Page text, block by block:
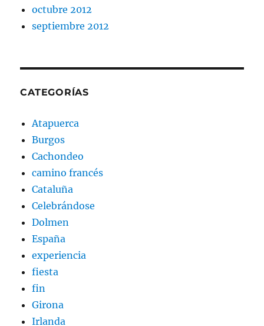
octubre 2012
septiembre 2012
CATEGORÍAS
Atapuerca
Burgos
Cachondeo
camino francés
Cataluña
Celebrándose
Dolmen
España
experiencia
fiesta
fin
Girona
Irlanda